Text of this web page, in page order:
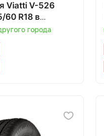
Viatti V-526
R18 в
города